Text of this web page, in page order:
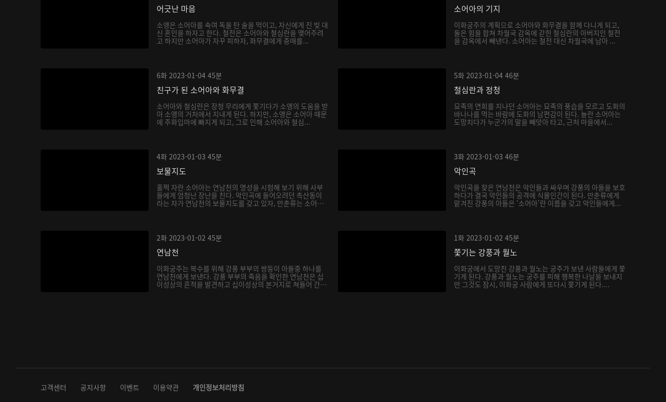
어긋난 마음
소앵은 소어아를 속여 독을 탄 술을 먹이고, 자신에게 진 빚 대
신 혼인을 하자고 한다. 철전은 소어아와 철심란을 맺어주려
고 하지만 소어아가 자꾸 피하자, 화무결에게 중매를...
소어아의 기지
이화궁주의 계획으로 소어아와 화무결을 함께 다니게 되고,
둘은 힘을 합쳐 차월국 감옥에 갇힌 철심란의 아버지인 철전
을 감옥에서 빼낸다. 소어아는 철전 대신 차월국에 남아 ...
6화 2023-01-04 45분
친구가 된 소어아와 화무결
소어아와 철심란은 장청 무리에게 쫓기다가 소앵의 도움을 받
아 소앵의 거처에서 지내게 된다. 하지만, 소앵은 소어아 때문
에 주화입마에 빠지게 되고, 그로 인해 소어아와 철심...
5화 2023-01-04 46분
철심란과 정청
묘족의 연회를 지나던 소어아는 묘족의 풍습을 모르고 도화의
바나나를 먹는 바람에 도화의 남편감이 된다. 놀란 소어아는
도망치다가 누군가의 말을 빼앗아 타고, 근처 마을에서...
4화 2023-01-03 45분
보물지도
훌쩍 자란 소어아는 연남천의 명성을 시험해 보기 위해 사부
들에게 엄청난 장난을 친다. 악인곡에 들어오려던 촉산동이
라는 자가 연남천의 보물지도를 갖고 있자, 만춘류는 소어
3화 2023-01-03 46분
악인곡
악인곡을 찾은 연남천은 악인들과 싸우며 강풍의 아들을 보호
하다가 결국 악인들의 공격에 식물인간이 된다. 만춘류에게
맡겨진 강풍의 아들은 '소어아'란 이름을 갖고 악인들에게...
2화 2023-01-02 45분
연남천
이화궁주는 복수를 위해 강풍 부부의 쌍둥이 아들중 하나를
연남천에게 보낸다. 강풍 부부의 죽음을 확인한 연남천은 십
이성상의 흔적을 발견하고 십이성상의 본거지로 쳐들어 간
1화 2023-01-02 45분
쫓기는 강풍과 월노
이화궁에서 도망친 강풍과 월노는 궁주가 보낸 사람들에게 쫓
기게 된다. 강풍과 월노는 궁주를 피해 행복한 나날을 보내지
만 그것도 잠시, 이화궁 사람에게 또다시 쫓기게 된다....
고객센터 공지사항 이벤트 이용약관 개인정보처리방침